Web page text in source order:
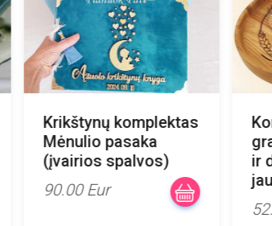
Krikštynų komplektas
Mėnulio pasaka
(įvairios spalvos)
90.00 Eur
ir